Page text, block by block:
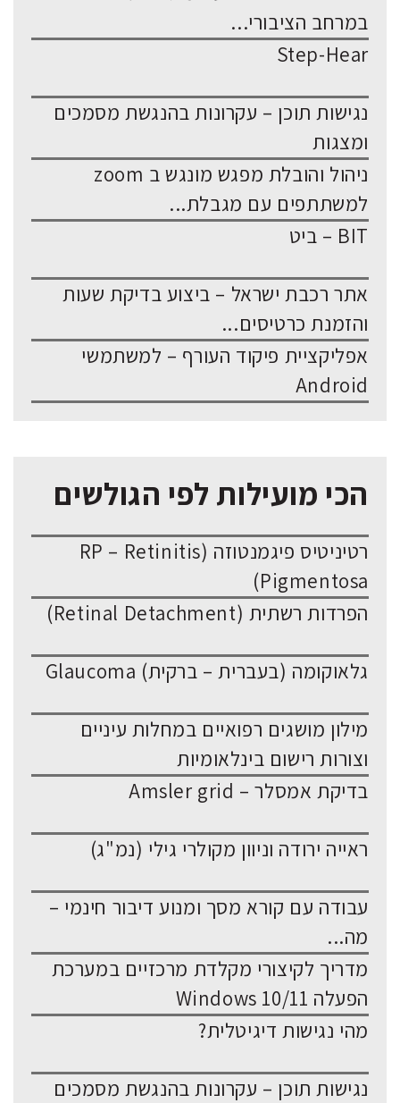
במרחב הציבורי...
Step-Hear
נגישות תוכן – עקרונות בהנגשת מסמכים
ומצגות
ניהול והובלת מפגש מונגש ב zoom
למשתתפים עם מגבלת...
BIT – ביט
אתר רכבת ישראל – ביצוע בדיקת שעות
והזמנת כרטיסים...
אפליקציית פיקוד העורף – למשתמשי
Android
הכי מועילות לפי הגולשים
רטיניטיס פיגמנטוזה (RP – Retinitis
Pigmentosa)
הפרדות רשתית (Retinal Detachment)
גלאוקומה (בעברית – ברקית) Glaucoma
מילון מושגים רפואיים במחלות עיניים
וצורות רישום בינלאומיות
בדיקת אמסלר – Amsler grid
ראייה ירודה וניוון מקולרי גילי (נמ"ג)
עבודה עם קורא מסך ומנוע דיבור חינמי –
מה...
מדריך לקיצורי מקלדת מרכזיים במערכת
הפעלה Windows 10/11
מהי נגישות דיגיטלית?
נגישות תוכן – עקרונות בהנגשת מסמכים